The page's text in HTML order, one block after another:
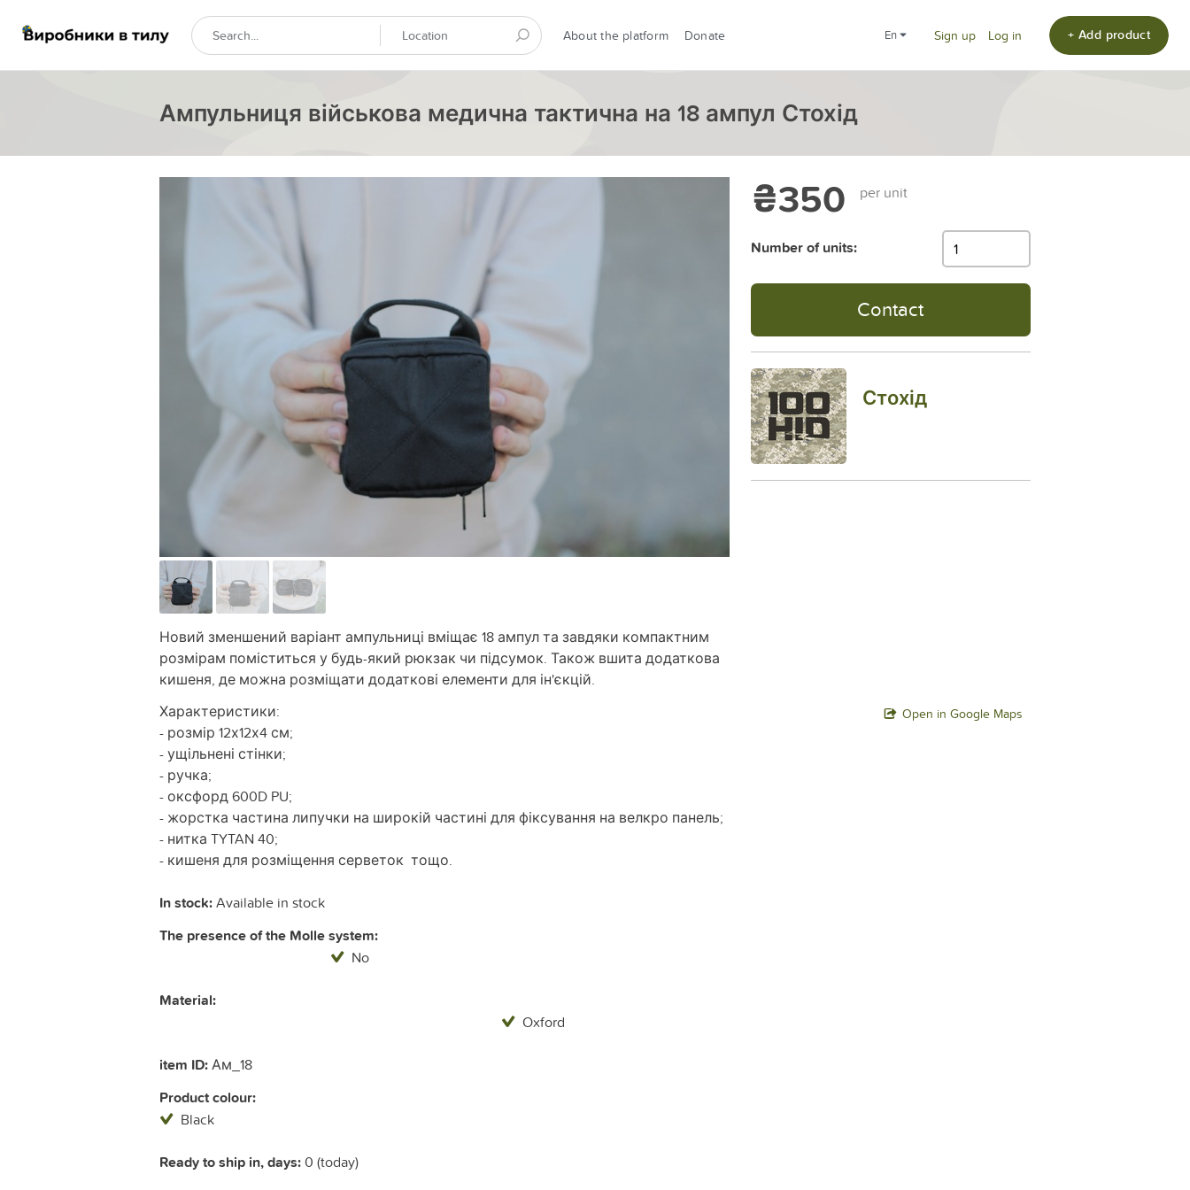
About the platform Donate en Sign up Log in + Add product
Ампульниця військова медична тактична на 18 ампул Стохід
Новий зменшений варіант ампульниці вміщає 18 ампул та завдяки компактним
розмірам поміститься у будь-який рюкзак чи підсумок. Також вшита додаткова
кишеня, де можна розміщати додаткові елементи для ін'єкцій.
Характеристики:
- розмір 12х12х4 см;
- ущільнені стінки;
- ручка;
- оксфорд 600D PU;
- жорстка частина липучки на широкій частині для фіксування на велкро панель;
- нитка TYTAN 40;
- кишеня для розміщення серветок тощо.
In stock:Available in stock
The presence of the Molle system:
No
Material:
Oxford
item ID:Ам_18
Product colour:
Black
Ready to ship in, days:0 (today)
₴350 per unit
Number of units:
Contact
Стохід
Open in Google Maps